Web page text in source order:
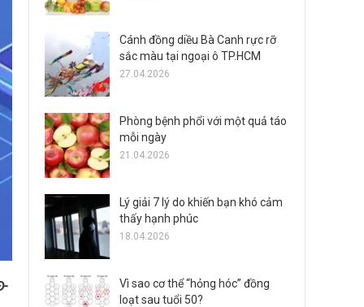
Cánh đồng diều Bà Canh rực rỡ
sắc màu tại ngoại ô TP.HCM
27.04.2026
Phòng bệnh phổi với một quả táo
mỗi ngày
21.04.2026
Lý giải 7 lý do khiến bạn khó cảm
thấy hạnh phúc
18.04.2026
Vì sao cơ thể “hỏng hóc” đồng
loạt sau tuổi 50?